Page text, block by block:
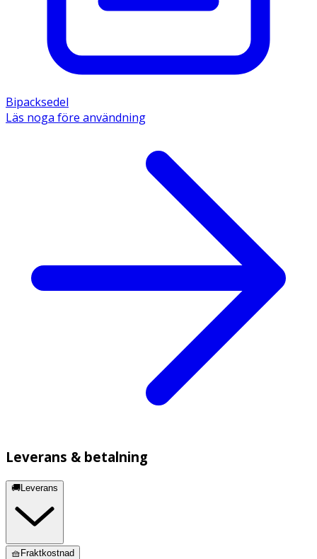
Bipacksedel
Läs noga före användning
Leverans & betalning
🚚Leverans
🧺Fraktkostnad